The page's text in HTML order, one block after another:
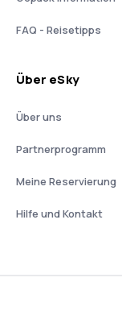
FAQ - Reisetipps
Über eSky
Über uns
Partnerprogramm
Meine Reservierung
Hilfe und Kontakt